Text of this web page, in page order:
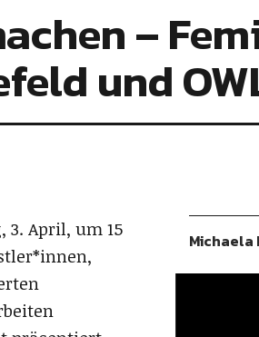
–
und
April, um 15
Michaela